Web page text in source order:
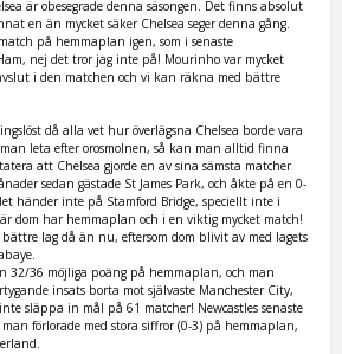
är obesegrade denna säsongen. Det finns absolut
en än mycket säker Chelsea seger denna gång.
på hemmaplan igen, som i senaste
nej det tror jag inte på! Mourinho var mycket
i den matchen och vi kan räkna med bättre
då alla vet hur överlägsna Chelsea borde vara
leta efter orosmolnen, så kan man alltid finna
att Chelsea gjorde en av sina sämsta matcher
sedan gästade St James Park, och åkte på en 0-
händer inte på Stamford Bridge, speciellt inte i
dom har hemmaplan och i en viktig mycket match!
bättre lag då än nu, eftersom dom blivit av med lagets
32/36 möjliga poäng på hemmaplan, och man
insats borta mot självaste Manchester City,
släppa in mål på 61 matcher! Newcastles senaste
förlorade med stora siffror (0-3) på hemmaplan,